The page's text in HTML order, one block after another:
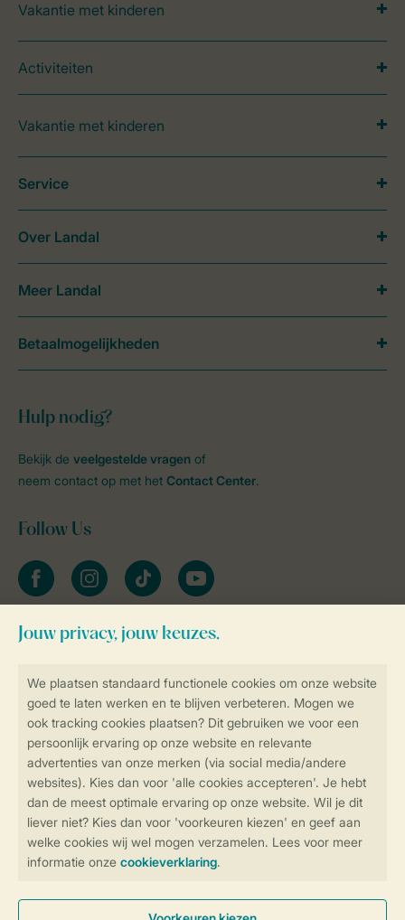
Controle over jouw gegevens &
Veilig en snel online boeken
Veilige gegevensoverdracht
Veilige betaling
Vakantie met kinderen
Activiteiten
Vakantie met kinderen
Hulp nodig?
Bekijk de veelgestelde vragen of
neem contact op met het Contact Center.
Follow Us
facebookinstagramtiktok youtube
Blijf op de hoogte
Service
Over Landal
Meer Landal
Betaalmogelijkheden